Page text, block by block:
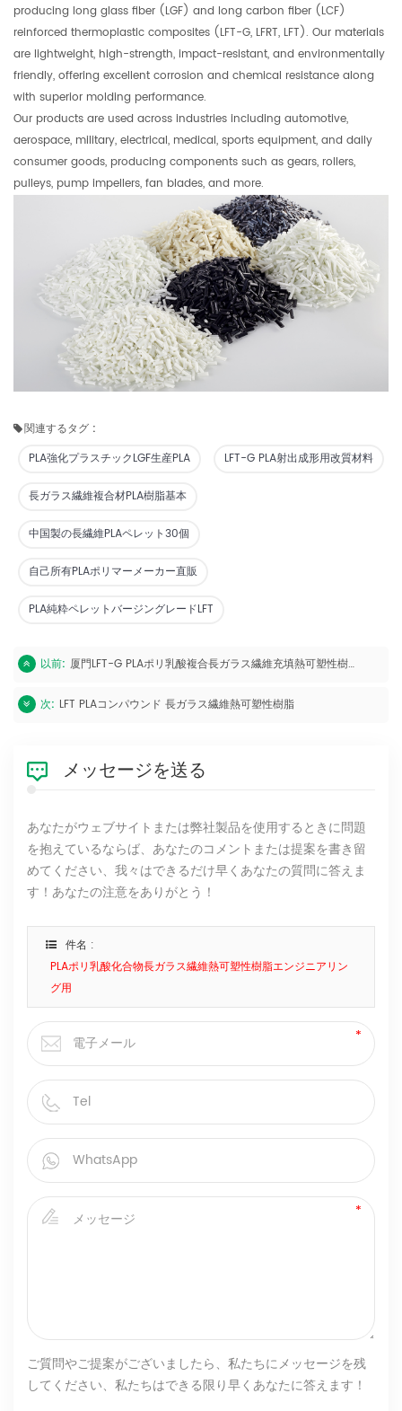
producing long glass fiber (LGF) and long carbon fiber (LCF)
reinforced thermoplastic composites (LFT-G, LFRT, LFT). Our materials
are lightweight, high-strength, impact-resistant, and environmentally
friendly, offering excellent corrosion and chemical resistance along
with superior molding performance.
Our products are used across industries including automotive,
aerospace, military, electrical, medical, sports equipment, and daily
consumer goods, producing components such as gears, rollers,
pulleys, pump impellers, fan blades, and more.
関連するタグ :
PLA強化プラスチックLGF生産PLA
LFT-G PLA射出成形用改質材料
長ガラス繊維複合材PLA樹脂基本
中国製の長繊維PLAペレット30個
自己所有PLAポリマーメーカー直販
PLA純粋ペレットバージングレードLFT
以前: 厦門LFT-G PLAポリ乳酸複合長ガラス繊維充填熱可塑性樹脂原色
次: LFT PLAコンパウンド 長ガラス繊維熱可塑性樹脂
メッセージを送る
あなたがウェブサイトまたは弊社製品を使用するときに問題
を抱えているならば、あなたのコメントまたは提案を書き留
めてください、我々はできるだけ早くあなたの質問に答えま
す！あなたの注意をありがとう！
件名 :
PLAポリ乳酸化合物長ガラス繊維熱可塑性樹脂エンジニアリン
グ用
ご質問やご提案がございましたら、私たちにメッセージを残
してください、私たちはできる限り早くあなたに答えます！